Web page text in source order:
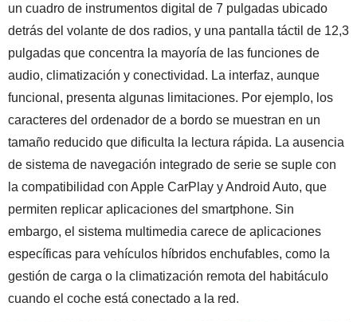
un cuadro de instrumentos digital de 7 pulgadas ubicado
detrás del volante de dos radios, y una pantalla táctil de 12,3
pulgadas que concentra la mayoría de las funciones de
audio, climatización y conectividad. La interfaz, aunque
funcional, presenta algunas limitaciones. Por ejemplo, los
caracteres del ordenador de a bordo se muestran en un
tamaño reducido que dificulta la lectura rápida. La ausencia
de sistema de navegación integrado de serie se suple con
la compatibilidad con Apple CarPlay y Android Auto, que
permiten replicar aplicaciones del smartphone. Sin
embargo, el sistema multimedia carece de aplicaciones
específicas para vehículos híbridos enchufables, como la
gestión de carga o la climatización remota del habitáculo
cuando el coche está conectado a la red.